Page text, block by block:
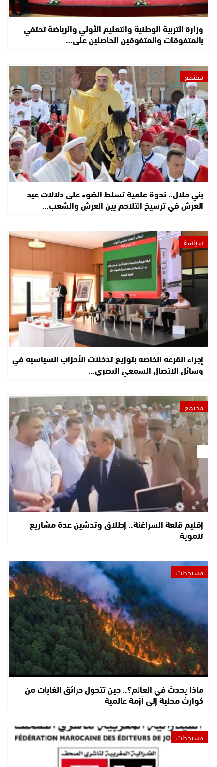
وزارة التربية الوطنية والتعليم الأولي والرياضة تحتفي
بالمتفوقات والمتفوقين الحاصلين على…
مجتمع
بني ملال.. ندوة علمية تسلط الضوء على دلالات عيد
العرش في ترسيخ التلاحم بين العرش والشعب…
سياسة
إجراء القرعة الخاصة بتوزيع تدخلات الأحزاب السياسية في
وسائل الاتصال السمعي البصري…
مجتمع
إقليم قلعة السراغنة.. إطلاق وتدشين عدة مشاريع
تنموية
مستجدات
ماذا يحدث في العالم؟.. حين تتحول حرائق الغابات من
كوارث محلية إلى أزمة عالمية
مستجدات